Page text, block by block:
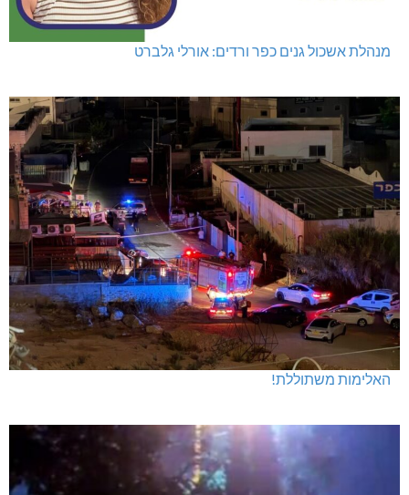
מנהלת אשכול גנים כפר ורדים: אורלי גלברט
האלימות משתוללת!